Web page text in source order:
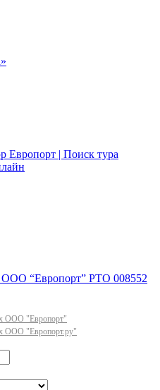
ООО “Европорт” РТО 008552
ООО "Европорт"
ООО "Европорт.ру"